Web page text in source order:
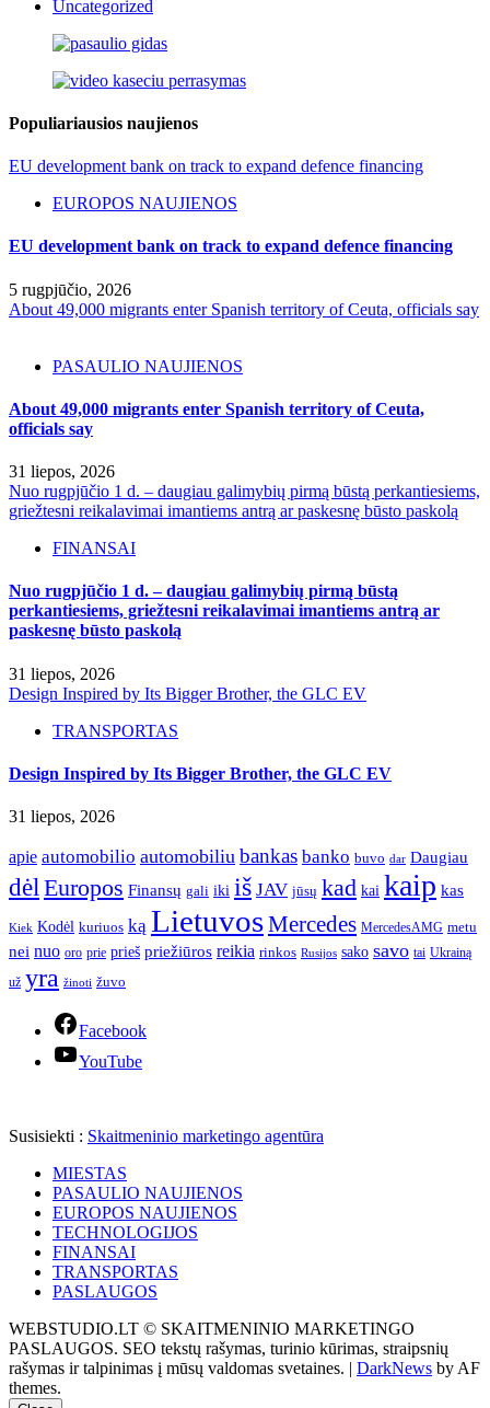
Uncategorized
Populiariausios naujienos
EU development bank on track to expand defence financing
EUROPOS NAUJIENOS
EU development bank on track to expand defence financing
5 rugpjūčio, 2026
About 49,000 migrants enter Spanish territory of Ceuta, officials say
PASAULIO NAUJIENOS
About 49,000 migrants enter Spanish territory of Ceuta,
officials say
31 liepos, 2026
Nuo rugpjūčio 1 d. – daugiau galimybių pirmą būstą perkantiesiems,
griežtesni reikalavimai imantiems antrą ar paskesnę būsto paskolą
FINANSAI
Nuo rugpjūčio 1 d. – daugiau galimybių pirmą būstą
perkantiesiems, griežtesni reikalavimai imantiems antrą ar
paskesnę būsto paskolą
31 liepos, 2026
Design Inspired by Its Bigger Brother, the GLC EV
TRANSPORTAS
Design Inspired by Its Bigger Brother, the GLC EV
31 liepos, 2026
apie automobilio automobiliu bankas banko buvo dar Daugiau
dėlEuropos Finansų gali iki iš JAV jūsų kad kai kaip kas
Kiek Kodėl kuriuos ką LietuvosMercedes MercedesAMG metu
nei nuo oro prie prieš priežiūros reikia rinkos Rusijos sako savo tai Ukrainą
už yra žinoti žuvo
Facebook
YouTube
Susisiekti : Skaitmeninio marketingo agentūra
MIESTAS
PASAULIO NAUJIENOS
EUROPOS NAUJIENOS
TECHNOLOGIJOS
FINANSAI
TRANSPORTAS
PASLAUGOS
WEBSTUDIO.LT © SKAITMENINIO MARKETINGO
PASLAUGOS. SEO tekstų rašymas, turinio kūrimas, straipsnių
rašymas ir talpinimas į mūsų valdomas svetaines. | DarkNews by AF
themes.